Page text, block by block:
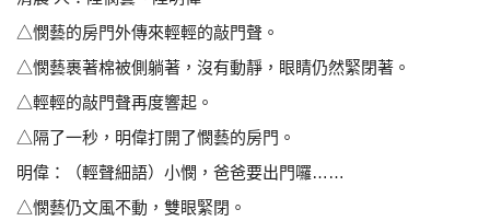
△憫藝的房門外傳來輕輕的敲門聲。
△憫藝裹著棉被側躺著，沒有動靜，眼睛仍然緊閉著。
△輕輕的敲門聲再度響起。
△隔了一秒，明偉打開了憫藝的房門。
明偉：（輕聲細語）小憫，爸爸要出門囉……
△憫藝仍文風不動，雙眼緊閉。